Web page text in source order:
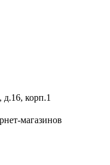
д.16, корп.1
магазинов